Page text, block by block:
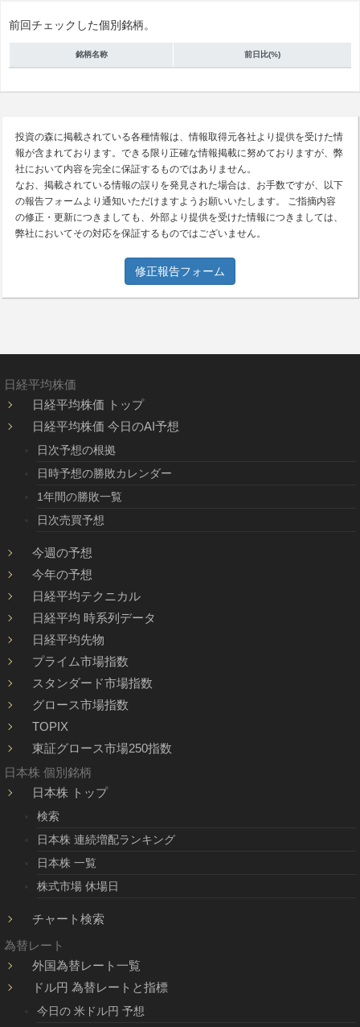
前回チェックした個別銘柄。
銘柄名称 前日比(%)
投資の森に掲載されている各種情報は、情報取得元各社より提供を受けた情
報が含まれております。できる限り正確な情報掲載に努めておりますが、弊
社において内容を完全に保証するものではありません。
なお、掲載されている情報の誤りを発見された場合は、お手数ですが、以下
の報告フォームより通知いただけますようお願いいたします。 ご指摘内容
の修正・更新につきましても、外部より提供を受けた情報につきましては、
弊社においてその対応を保証するものではございません。
修正報告フォーム
日経平均株価
日経平均株価 トップ
日経平均株価 今日のAI予想
日次予想の根拠
日時予想の勝敗カレンダー
1年間の勝敗一覧
日次売買予想
今週の予想
今年の予想
日経平均テクニカル
日経平均 時系列データ
日経平均先物
プライム市場指数
スタンダード市場指数
グロース市場指数
TOPIX
東証グロース市場250指数
日本株 個別銘柄
日本株 トップ
検索
日本株 連続増配ランキング
日本株 一覧
株式市場 休場日
チャート検索
為替レート
外国為替レート一覧
ドル円 為替レートと指標
今日の 米ドル円 予想